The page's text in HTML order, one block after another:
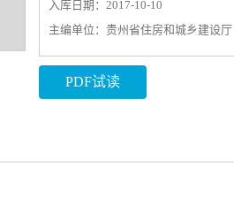
入库日期：2017-10-10
主编单位：贵州省住房和城乡建设厅
PDF试读